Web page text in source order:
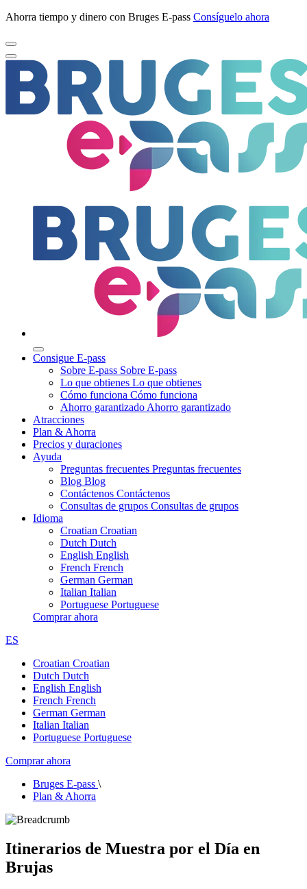
Ahorra tiempo y dinero con Bruges E-pass Consíguelo ahora
Consigue E-pass
Sobre E-pass Sobre E-pass
Lo que obtienes Lo que obtienes
Cómo funciona Cómo funciona
Ahorro garantizado Ahorro garantizado
Atracciones
Plan & Ahorra
Precios y duraciones
Ayuda
Preguntas frecuentes Preguntas frecuentes
Blog Blog
Contáctenos Contáctenos
Consultas de grupos Consultas de grupos
Idioma
Croatian Croatian
Dutch Dutch
English English
French French
German German
Italian Italian
Portuguese Portuguese
Comprar ahora
ES
Croatian Croatian
Dutch Dutch
English English
French French
German German
Italian Italian
Portuguese Portuguese
Comprar ahora
Bruges E-pass \
Plan & Ahorra
Itinerarios de Muestra por el Día en
Brujas